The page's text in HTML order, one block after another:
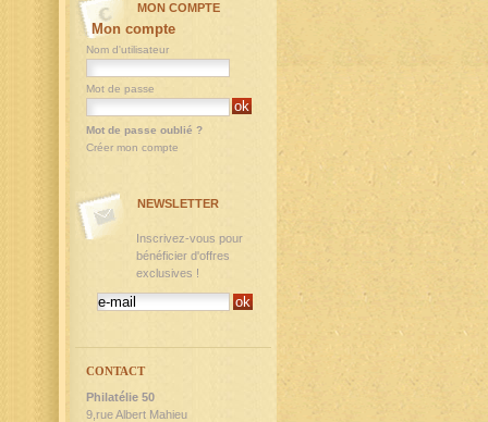
MON COMPTE
Mon compte
Nom d'utilisateur
Mot de passe
Mot de passe oublié ?
Créer mon compte
NEWSLETTER
Inscrivez-vous pour
bénéficier d'offres
exclusives !
CONTACT
Philatélie 50
9,rue Albert Mahieu